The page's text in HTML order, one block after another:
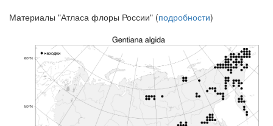
Материалы "Атласа флоры России" (подробности)